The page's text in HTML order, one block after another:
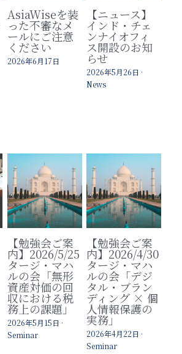
AsiaWiseを装
った不審なメ
ールにご注意
ください
2026年6月17日
【ニュース】
インド・チェ
ンナイオフィ
ス開設のお知
らせ
2026年5月26日 ·
News
【勉強会ご案
内】2026/5/25
タージ・マハ
ルの会「無形
資産対価の回
収における税
務上の課題」
2026年5月15日 ·
Seminar
【勉強会ご案
内】2026/4/30
タージ・マハ
ルの会「デジ
タル・ブラン
ディング × 個
人情報保護の
実務」
2026年4月22日 ·
Seminar